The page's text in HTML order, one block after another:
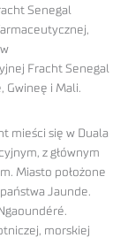
Senegal
Fracht Senegal
Gwineę i Mali.
mieści się w Duala
z głównym
Miasto położone
Jaunde.
morskiej